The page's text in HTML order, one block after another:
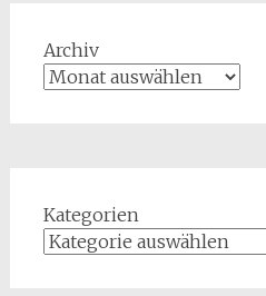
Archiv
Kategorien